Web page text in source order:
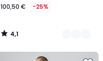
100,50 € -25%
4,1
/